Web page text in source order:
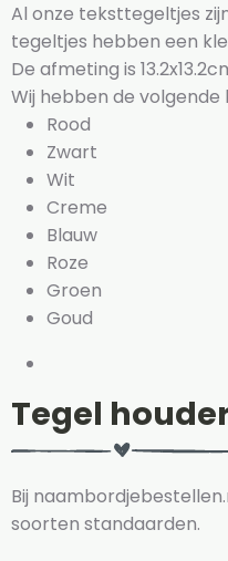
Al onze teksttegeltjes
tegeltjes hebben een
De afmeting is
Wij hebben de
Rood
Zwart
Wit
Creme
Blauw
Roze
Groen
Goud
Tegel
Bij
soorten standaarden.